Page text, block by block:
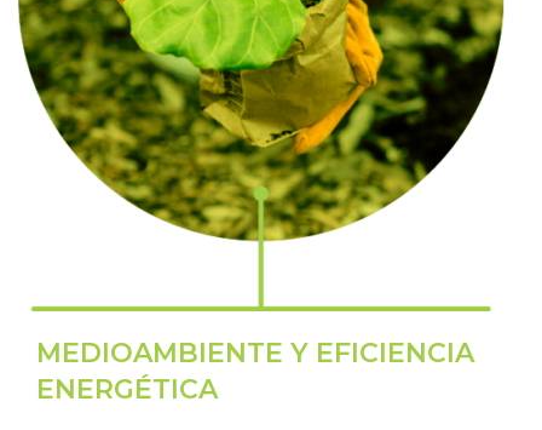
MEDIOAMBIENTE Y EFICIENCIA
ENERGÉTICA